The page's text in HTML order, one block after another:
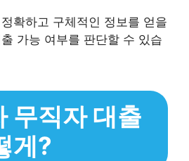
확하고 구체적인 정보를 얻을
가능 여부를 판단할 수 있습
무직자 대출
게?